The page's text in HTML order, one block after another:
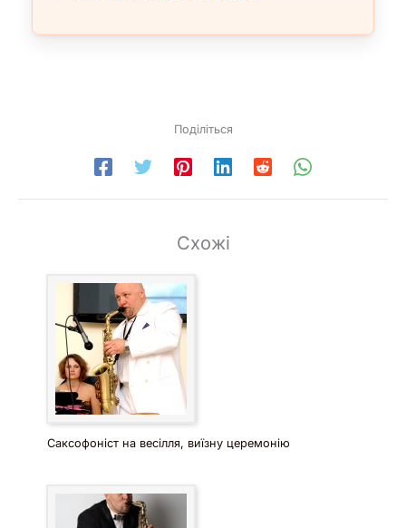
Поділіться
Схожі
Саксофоніст на весілля, виїзну церемонію